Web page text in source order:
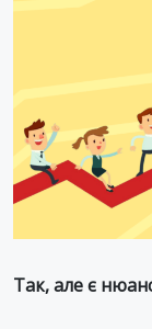
Так, але є